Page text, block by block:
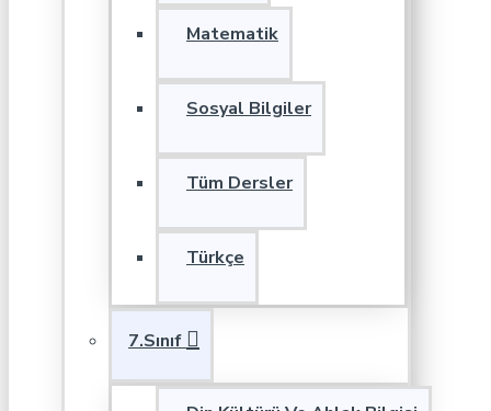
Matematik
Sosyal Bilgiler
Tüm Dersler
Türkçe
7.Sınıf